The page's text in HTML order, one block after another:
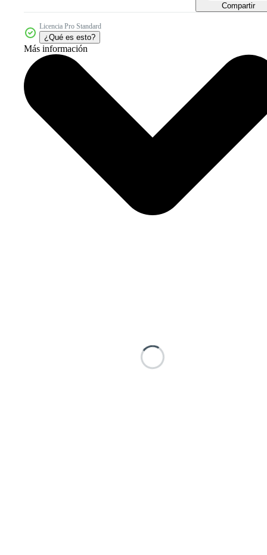
Compartir
Licencia Pro Standard
¿Qué es esto?
Más información